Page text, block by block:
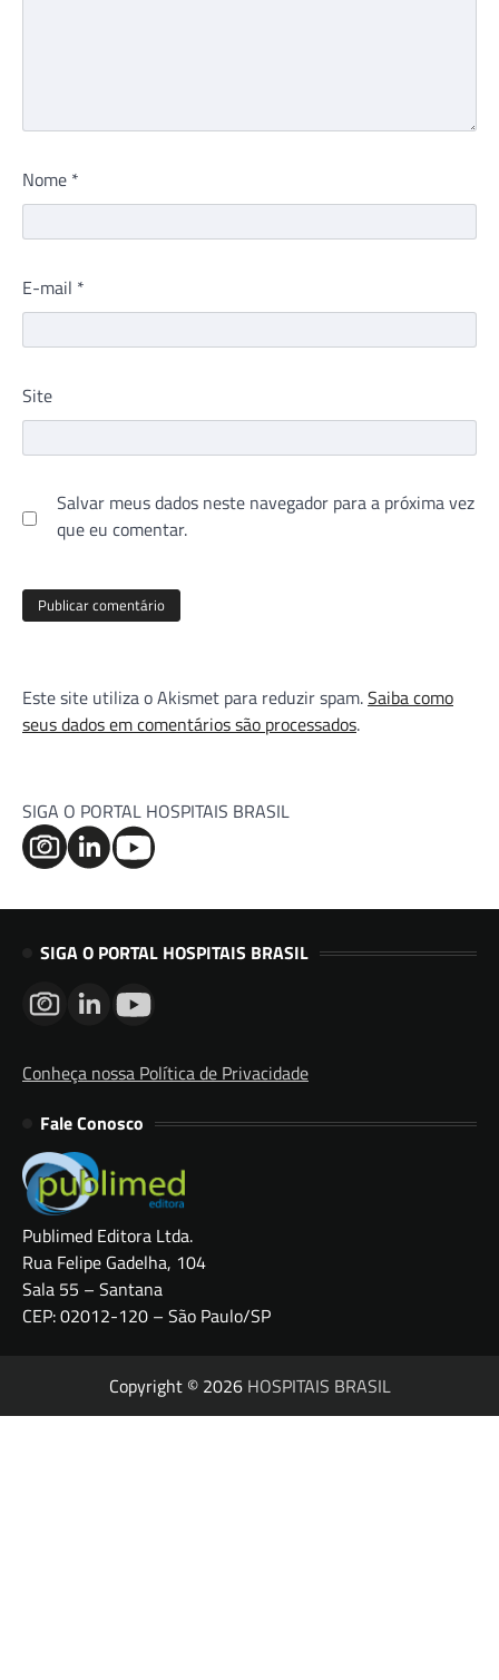
Nome *
E-mail *
Site
Salvar meus dados neste navegador para a próxima vez
que eu comentar.
Este site utiliza o Akismet para reduzir spam.Saiba como
seus dados em comentários são processados.
SIGA O PORTAL HOSPITAIS BRASIL
SIGA O PORTAL HOSPITAIS BRASIL
Conheça nossa Política de Privacidade
Fale Conosco
Publimed Editora Ltda.
Rua Felipe Gadelha, 104
Sala 55 – Santana
CEP: 02012-120 – São Paulo/SP
Copyright © 2026 HOSPITAIS BRASIL